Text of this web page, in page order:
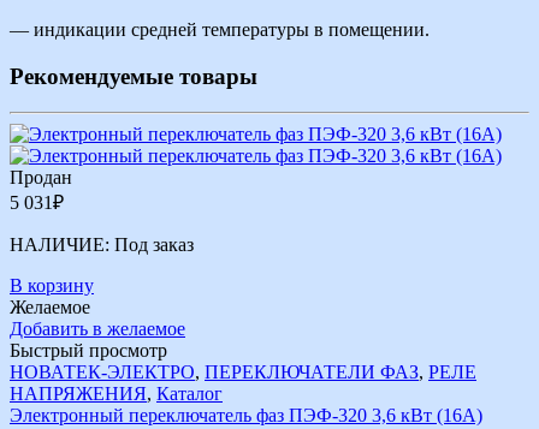
— индикации средней температуры в помещении.
Рекомендуемые товары
Продан
5 031₽
НАЛИЧИЕ: Под заказ
В корзину
Желаемое
Добавить в желаемое
Быстрый просмотр
НОВАТЕК-ЭЛЕКТРО, ПЕРЕКЛЮЧАТЕЛИ ФАЗ, РЕЛЕ
НАПРЯЖЕНИЯ, Каталог
Электронный переключатель фаз ПЭФ-320 3,6 кВт (16А)